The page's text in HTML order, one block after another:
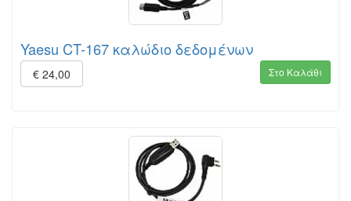
Yaesu CT-167 καλώδιο δεδομένων
€ 24,00 Στο Καλάθι